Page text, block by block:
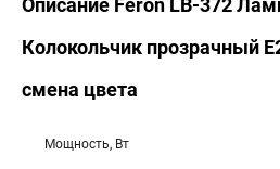
Описание Feron LB-372
Колокольчик прозрачный
смена цвета
Мощность, Вт